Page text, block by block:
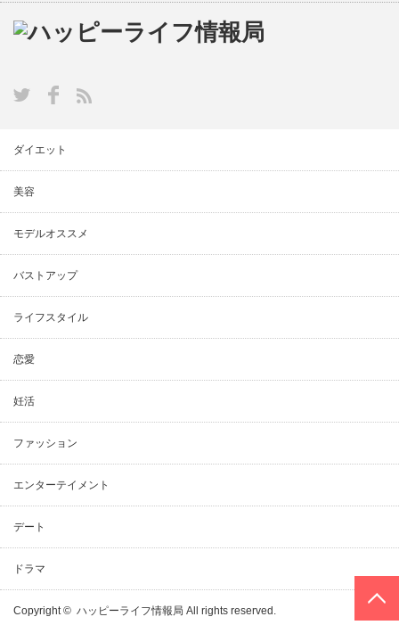
ダイエット
美容
モデルオススメ
バストアップ
ライフスタイル
恋愛
妊活
ファッション
エンターテイメント
デート
ドラマ
Copyright © ハッピーライフ情報局 All rights reserved.